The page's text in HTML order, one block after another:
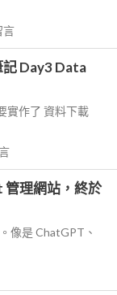
言
Day3 Data
實作了 資料下載
管理網站，終於
像是 ChatGPT、